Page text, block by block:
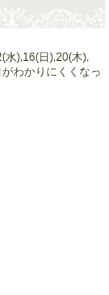
水),16(日),20(木),
わかりにくくなっ